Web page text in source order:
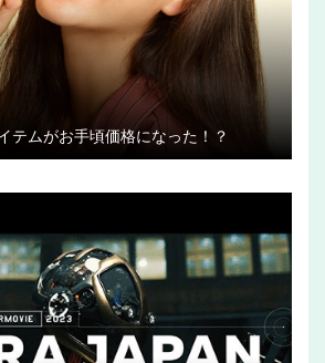
テムがお手頃価格になった！？